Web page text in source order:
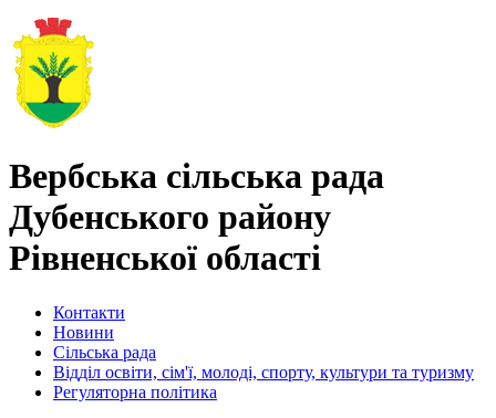
Вербська сільська рада
Дубенського району
Рівненської області
Контакти
Новини
Сільська рада
Відділ освіти, сім'ї, молоді, спорту, культури та туризму
Регуляторна політика